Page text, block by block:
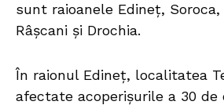
sunt raioanele Edineț, Soroca,
Râșcani și Drochia.
În raionul Edineț, localitatea
afectate acoperișurile a 30 de